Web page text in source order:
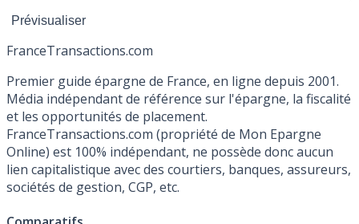
FranceTransactions.com
Premier guide épargne de France, en ligne depuis 2001.
Média indépendant de référence sur l'épargne, la fiscalité
et les opportunités de placement.
FranceTransactions.com (propriété de Mon Epargne
Online) est 100% indépendant, ne possède donc aucun
lien capitalistique avec des courtiers, banques, assureurs,
sociétés de gestion, CGP, etc.